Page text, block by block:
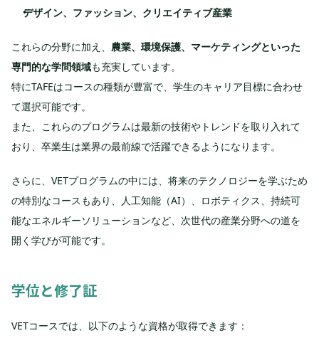
デザイン、ファッション、クリエイティブ産業
これらの分野に加え、 農業、環境保護、マーケティングといった
専門的な学問領域も充実しています。
特にTAFEはコースの種類が豊富で、学生のキャリア目標に合わせ
て選択可能です。
また、これらのプログラムは最新の技術やトレンドを取り入れて
おり、卒業生は業界の最前線で活躍できるようになります。
さらに、VETプログラムの中には、将来のテクノロジーを学ぶため
の特別なコースもあり、人工知能（AI）、ロボティクス、持続可
能なエネルギーソリューションなど、次世代の産業分野への道を
開く学びが可能です。
学位と修了証
VETコースでは、以下のような資格が取得できます：